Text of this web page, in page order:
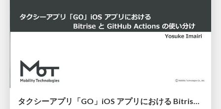
タクシーアプリ「GO」iOS アプリにおける Bitrise と GitHub Actions の使い分け